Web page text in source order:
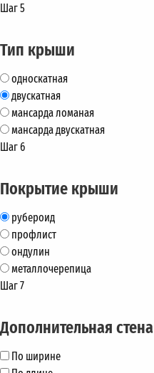
Шаг 5
Тип крыши
односкатная
двускатная
мансарда ломаная
мансарда двускатная
Шаг 6
Покрытие крыши
рубероид
профлист
ондулин
металлочерепица
Шаг 7
Дополнительная стена
По ширине